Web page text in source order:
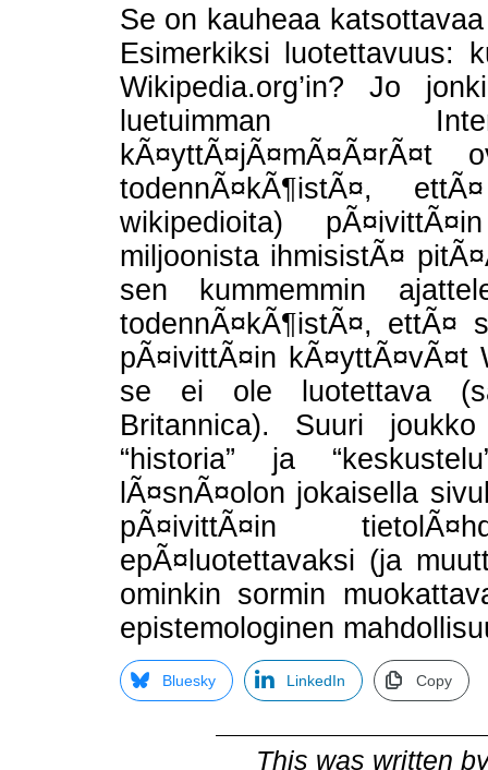
Se on kauheaa
Esimerkiksi luotettavuus:
Wikipedia.org’in? Jo
luetuimman
todennÃ¤kÃ¶istÃ¤,
wikipedioita)
miljoonista ihmisistÃ¤
sen kummemmin
todennÃ¤kÃ¶istÃ¤, ettÃ¤
pÃ¤ivittÃ¤in kÃ¤yttÃ¤vÃ¤t
se ei ole luotettava
Britannica). Suuri
“historia” ja
lÃ¤snÃ¤olon jokaisella
pÃ¤ivittÃ¤in
epÃ¤luotettavaksi (ja
ominkin sormin
epistemologinen
Bluesky LinkedIn Copy
This was written